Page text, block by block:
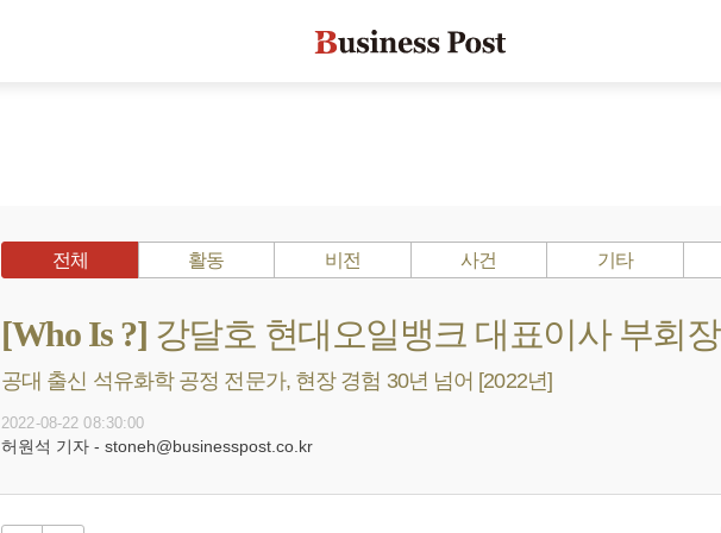
전체 활동 비전 사건 기타
[Who Is ?] 강달호 현대오일뱅크 대표이사 부회장
공대 출신 석유화학 공정 전문가, 현장 경험 30년 넘어 [2022년]
2022-08-22 08:30:00
허원석 기자 - stoneh@businesspost.co.kr